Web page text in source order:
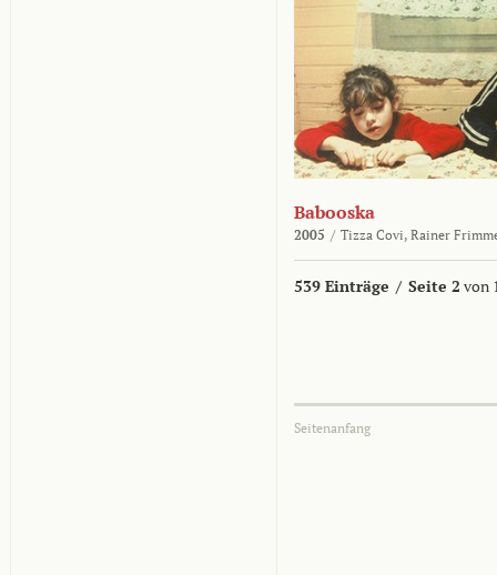
Babooska
2005 / Tizza Covi, Rainer
539 Einträge / Seite 2 von
Seitenanfang